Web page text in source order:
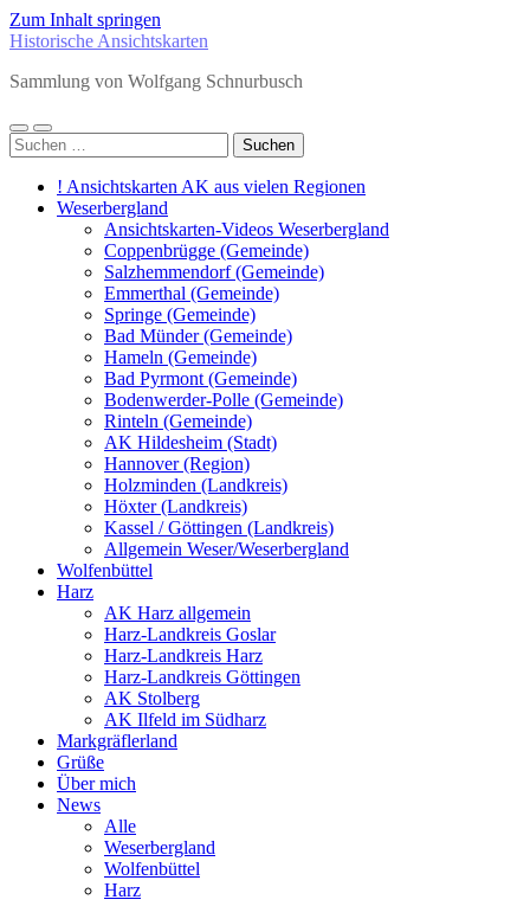
Zum Inhalt springen
Historische Ansichtskarten
Sammlung von Wolfgang Schnurbusch
Mobile-
Menü
Suchfeld
ein-/ausblenden
Suchen
nach:
! Ansichtskarten AK aus vielen Regionen
Weserbergland
Ansichtskarten-Videos Weserbergland
Coppenbrügge (Gemeinde)
Salzhemmendorf (Gemeinde)
Emmerthal (Gemeinde)
Springe (Gemeinde)
Bad Münder (Gemeinde)
Hameln (Gemeinde)
Bad Pyrmont (Gemeinde)
Bodenwerder-Polle (Gemeinde)
Rinteln (Gemeinde)
AK Hildesheim (Stadt)
Hannover (Region)
Holzminden (Landkreis)
Höxter (Landkreis)
Kassel / Göttingen (Landkreis)
Allgemein Weser/Weserbergland
Wolfenbüttel
Harz
AK Harz allgemein
Harz-Landkreis Goslar
Harz-Landkreis Harz
Harz-Landkreis Göttingen
AK Stolberg
AK Ilfeld im Südharz
Markgräflerland
Grüße
Über mich
News
Alle
Weserbergland
Wolfenbüttel
Harz